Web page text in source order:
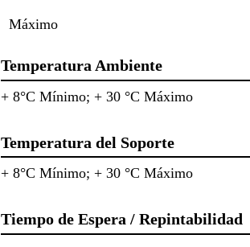
Máximo
Temperatura Ambiente
+ 8°C Mínimo; + 30 °C Máximo
Temperatura del Soporte
+ 8°C Mínimo; + 30 °C Máximo
Tiempo de Espera / Repintabilidad